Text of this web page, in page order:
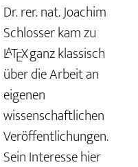
Dr. rer. nat. Joachim
Schlosser kam zu
L
ATEXganz klassisch
über die Arbeit an
eigenen
wissenschaftlichen
Veröffentlichungen.
Sein Interesse hier